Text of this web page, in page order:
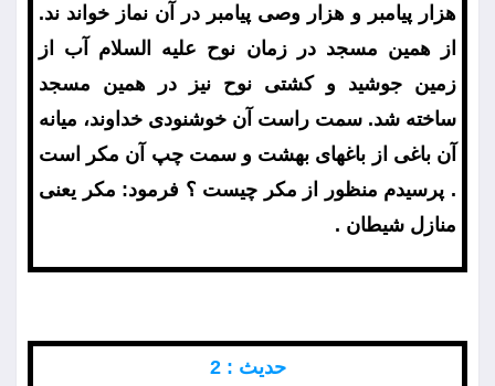
هزار پيامبر و هزار وصى پيامبر در آن نماز خواند ند.
از همين مسجد در زمان نوح عليه السلام آب از
زمين جوشيد و كشتى نوح نيز در همين مسجد
ساخته شد. سمت راست آن خوشنودى خداوند، ميانه
آن باغى از باغهاى بهشت و سمت چپ آن مكر است
. پرسيدم منظور از مكر چيست ؟ فرمود: مكر يعنى
منازل شيطان .
حديث : 2